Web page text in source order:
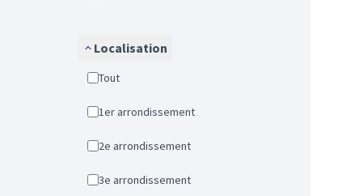
Localisation
Tout
1er arrondissement
2e arrondissement
3e arrondissement